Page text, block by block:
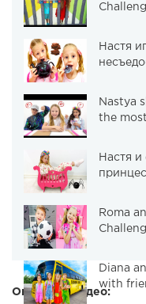
Настя
Nastya
the
Настя и
Roma
Diana
with
Описание видео: